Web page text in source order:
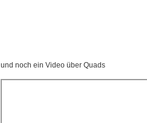
und noch ein Video über Quads